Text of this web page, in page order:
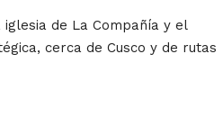
de La Compañía y el
cerca de Cusco y de rutas